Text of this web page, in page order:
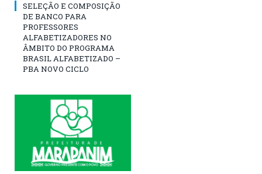
SELEÇÃO E COMPOSIÇÃO
DE BANCO PARA
PROFESSORES
ALFABETIZADORES NO
ÂMBITO DO PROGRAMA
BRASIL ALFABETIZADO –
PBA NOVO CICLO